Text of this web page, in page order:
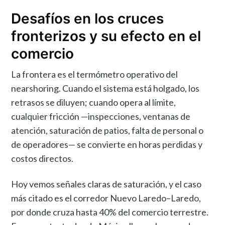
Desafíos en los cruces
fronterizos y su efecto en el
comercio
La frontera es el termómetro operativo del
nearshoring. Cuando el sistema está holgado, los
retrasos se diluyen; cuando opera al límite,
cualquier fricción —inspecciones, ventanas de
atención, saturación de patios, falta de personal o
de operadores— se convierte en horas perdidas y
costos directos.
Hoy vemos señales claras de saturación, y el caso
más citado es el corredor Nuevo Laredo–Laredo,
por donde cruza hasta 40% del comercio terrestre.